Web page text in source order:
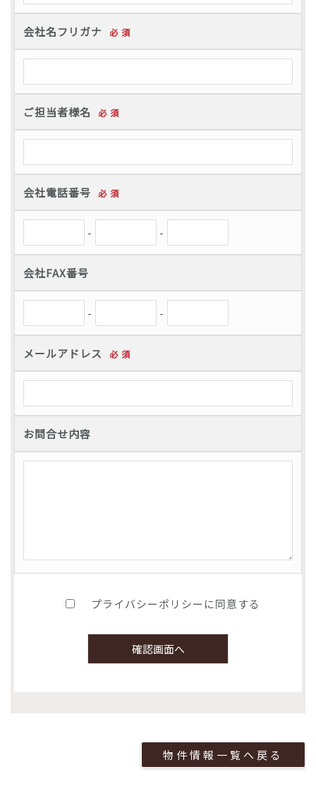
会社名フリガナ 必 須
ご担当者様名 必 須
会社電話番号 必 須
- -
会社FAX番号
- -
メールアドレス 必 須
お問合せ内容
プライバシーポリシーに同意する
物件情報一覧へ戻る